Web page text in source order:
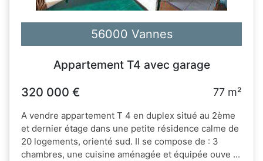
56000 Vannes
Appartement T4 avec garage
320 000 €
77 m²
A vendre appartement T 4 en duplex situé au 2ème
et dernier étage dans une petite résidence calme de
20 logements, orienté sud. Il se compose de : 3
chambres, une cuisine aménagée et équipée ouve ...